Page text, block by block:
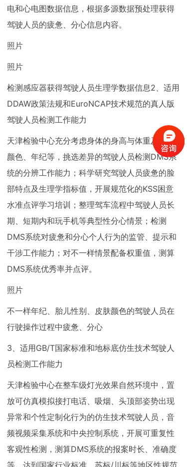
电和心电图数据信息，根据多源数据预处理获得
驾驶人员的疲惫、分心信息内容。
照片
照片
检测感应器获得驾驶人员生理学数据信息2、适用
DDAW政策法规和EuroNCAP技术规范的真人版
驾驶人员检测工作能力
天津检验中心充分考虑身体的身高与体重及皮肤
颜色、年纪等，挑选差异的驾驶人员检测DMS系
统的分辨工作能力；科学研究驾驶人员疲惫的脸
部特点及生理学指标值，开展规范化的KSS困意
水准点评学习培训；整理驾车流程中驾驶人员长
期、短期内和玩手机等典型性分心情景；检测
DMS系统对疲惫和分心个人行为的监管、提示和
干涉工作能力；对不一样情景配备权重值，测算
DMS系统优秀率并点评。
照片
不一样年纪、胎儿性别、皮肤颜色的驾驶人员在
行驶操作过程中疲惫、分心
3、适用GB/T国家标准和地标底仿生技术驾驶人
员检测工作能力
天津检验中心在整车级灯光效果自然环境中，置
放可仿真模拟接打电话、吸烟、头顶部姿势出现
异常和个性定制化行为的仿生技术驾驶人员，音
频视频采集系统和中央控制系统，开展可重复性
客观性检测，测算DMS系统的报案时长、准确度
等。达到国家行业标准、苏标/川标等地区性规范